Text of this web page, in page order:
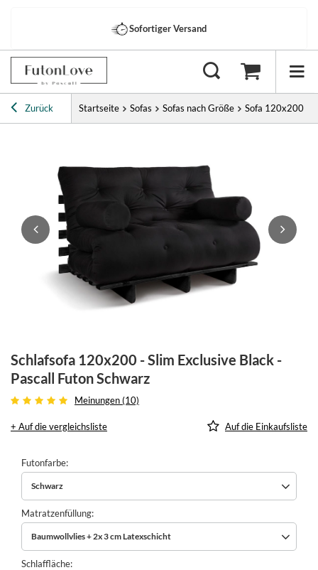
Sofortiger Versand
Zurück Startseite Sofas Sofas nach Größe Sofa 120x200
Schlafsofa 120x200 - Slim Exclusive Black -
Pascall Futon Schwarz
Meinungen (10)
+ Auf die vergleichsliste Auf die Einkaufsliste
Futonfarbe
Schwarz
Matratzenfüllung
Baumwollvlies + 2x 3 cm Latexschicht
Schlaffläche